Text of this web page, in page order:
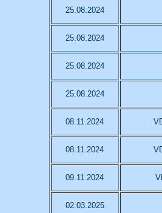
25.08.2024
25.08.2024
25.08.2024
25.08.2024
08.11.2024
08.11.2024
09.11.2024
02.03.2025